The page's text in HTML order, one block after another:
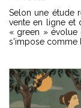
Selon une étude
vente en ligne et
« green » évolue
s'impose comme